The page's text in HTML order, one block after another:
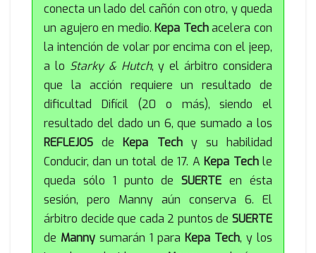
conecta un lado del cañón con otro, y queda
un agujero en medio.Kepa Techacelera con
la intención de volar por encima con el jeep,
a lo Starky & Hutch, y el árbitro considera
que la acción requiere un resultado de
dificultad Difícil (20 o más), siendo el
resultado del dado un 6, que sumado a los
REFLEJOS deKepa Techy su habilidad
Conducir, dan un total de 17. AKepa Techle
queda sólo 1 punto deSUERTE en ésta
sesión, pero Manny aún conserva 6. El
árbitro decide que cada 2 puntos de SUERTE
de Manny sumarán 1 para Kepa Tech, y los